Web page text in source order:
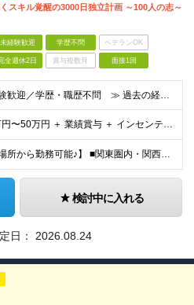
スキル覚醒の3000日独立計画 ～100人の志～
未経験歓迎 学歴不問 ベテランOK
全週休2日 賞与複数月 面接1回
≪ 未経験歓迎／学歴・職歴不問 ≫ 過去の経歴は一切不問。 「いままで」よりも「これから」を 重視した採用を行っています！ ▼▼こんな想いがある方大歓迎▼▼ ・WEBデザインに興味がある ・自由な環
⽉給:30万円〜50万円 ＋ 業績賞与 ＋ インセンティブ賞与 経験者：35万円～ ※経験・スキルを考慮の上、決定します。 ※経験者は別途優遇！ ★試用期間6ヶ月（期間中は月給21万円～）
【好きな場所から勤務可能♪】 ■関東圏内・関西圏内 または⾸都圏近郊のプロジェクト先 ★リモートワーク実施中（プロジェクトによりフルリモートもあり） ★転居を伴う転勤なし ★配属先は希望を最⼤限考慮
検討中に入れる
日： 2026.08.24